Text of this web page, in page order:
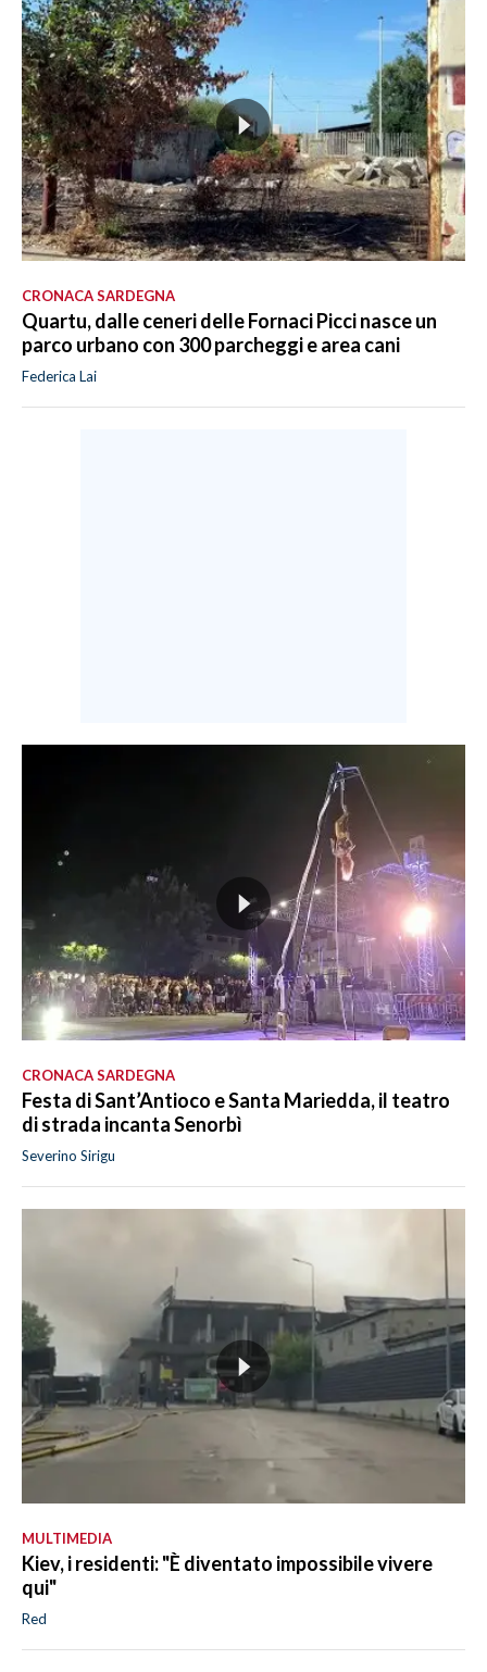
CRONACA SARDEGNA
Quartu, dalle ceneri delle Fornaci Picci nasce un
parco urbano con 300 parcheggi e area cani
Federica Lai
CRONACA SARDEGNA
Festa di Sant’Antioco e Santa Mariedda, il teatro
di strada incanta Senorbì
Severino Sirigu
MULTIMEDIA
Kiev, i residenti: "È diventato impossibile vivere
qui"
Red